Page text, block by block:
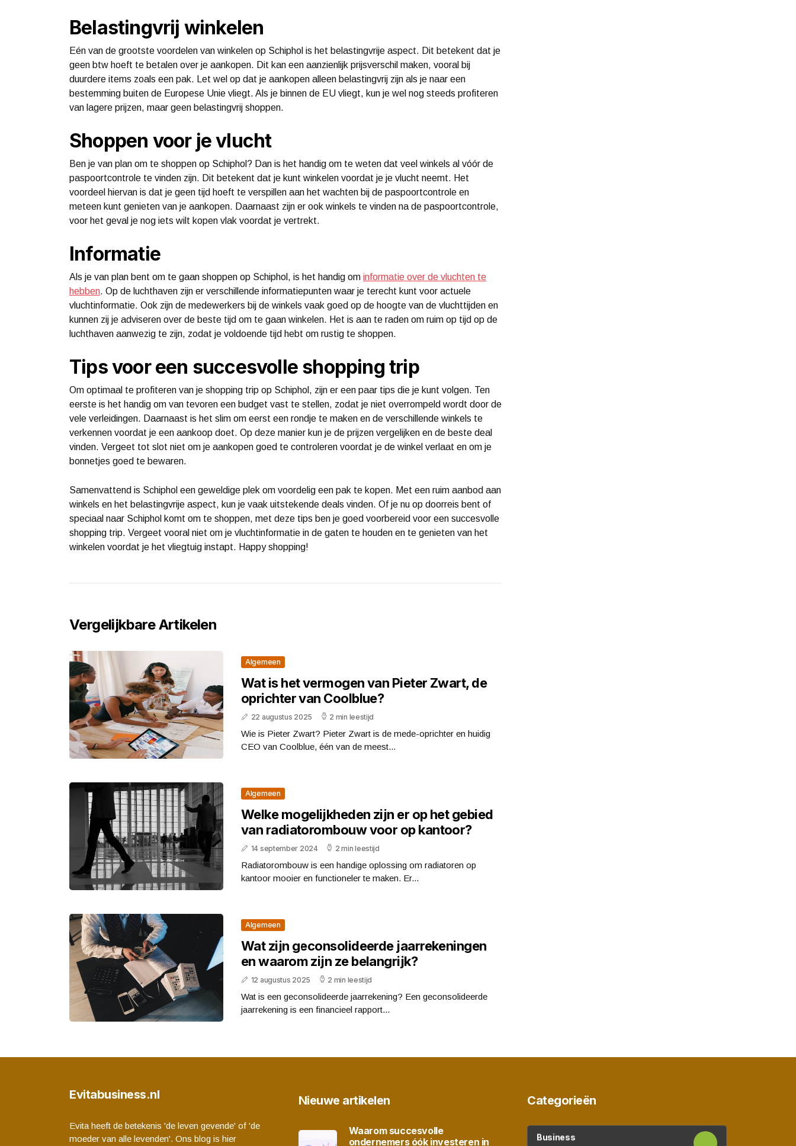
Belastingvrij winkelen
Eén van de grootste voordelen van winkelen op Schiphol is het belastingvrije aspect. Dit betekent dat je
geen btw hoeft te betalen over je aankopen. Dit kan een aanzienlijk prijsverschil maken, vooral bij
duurdere items zoals een pak. Let wel op dat je aankopen alleen belastingvrij zijn als je naar een
bestemming buiten de Europese Unie vliegt. Als je binnen de EU vliegt, kun je wel nog steeds profiteren
van lagere prijzen, maar geen belastingvrij shoppen.
Shoppen voor je vlucht
Ben je van plan om te shoppen op Schiphol? Dan is het handig om te weten dat veel winkels al vóór de
paspoortcontrole te vinden zijn. Dit betekent dat je kunt winkelen voordat je je vlucht neemt. Het
voordeel hiervan is dat je geen tijd hoeft te verspillen aan het wachten bij de paspoortcontrole en
meteen kunt genieten van je aankopen. Daarnaast zijn er ook winkels te vinden na de paspoortcontrole,
voor het geval je nog iets wilt kopen vlak voordat je vertrekt.
Informatie
Als je van plan bent om te gaan shoppen op Schiphol, is het handig om informatie over de vluchten te
hebben. Op de luchthaven zijn er verschillende informatiepunten waar je terecht kunt voor actuele
vluchtinformatie. Ook zijn de medewerkers bij de winkels vaak goed op de hoogte van de vluchttijden en
kunnen zij je adviseren over de beste tijd om te gaan winkelen. Het is aan te raden om ruim op tijd op de
luchthaven aanwezig te zijn, zodat je voldoende tijd hebt om rustig te shoppen.
Tips voor een succesvolle shopping trip
Om optimaal te profiteren van je shopping trip op Schiphol, zijn er een paar tips die je kunt volgen. Ten
eerste is het handig om van tevoren een budget vast te stellen, zodat je niet overrompeld wordt door de
vele verleidingen. Daarnaast is het slim om eerst een rondje te maken en de verschillende winkels te
verkennen voordat je een aankoop doet. Op deze manier kun je de prijzen vergelijken en de beste deal
vinden. Vergeet tot slot niet om je aankopen goed te controleren voordat je de winkel verlaat en om je
bonnetjes goed te bewaren.
Samenvattend is Schiphol een geweldige plek om voordelig een pak te kopen. Met een ruim aanbod aan
winkels en het belastingvrije aspect, kun je vaak uitstekende deals vinden. Of je nu op doorreis bent of
speciaal naar Schiphol komt om te shoppen, met deze tips ben je goed voorbereid voor een succesvolle
shopping trip. Vergeet vooral niet om je vluchtinformatie in de gaten te houden en te genieten van het
winkelen voordat je het vliegtuig instapt. Happy shopping!
Vergelijkbare Artikelen
Algemeen
Wat is het vermogen van Pieter Zwart, de
oprichter van Coolblue?
22 augustus 2025 2 min leestijd
Wie is Pieter Zwart? Pieter Zwart is de mede-oprichter en huidig
CEO van Coolblue, één van de meest...
Algemeen
Welke mogelijkheden zijn er op het gebied
van radiatorombouw voor op kantoor?
14 september 2024 2 min leestijd
Radiatorombouw is een handige oplossing om radiatoren op
kantoor mooier en functioneler te maken. Er...
Algemeen
Wat zijn geconsolideerde jaarrekeningen
en waarom zijn ze belangrijk?
12 augustus 2025 2 min leestijd
Wat is een geconsolideerde jaarrekening? Een geconsolideerde
jaarrekening is een financieel rapport...
Evitabusiness.nl
Evita heeft de betekenis 'de leven gevende' of 'de
moeder van alle levenden'. Ons blog is hier
Nieuwe artikelen
Waarom succesvolle
ondernemers óók investeren in
Categorieën
Business